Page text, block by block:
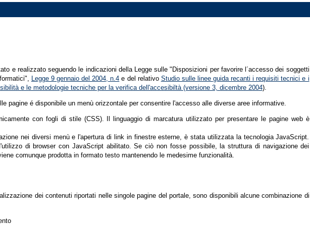
e realizzato seguendo le indicazioni della Legge sulle "Disposizioni per favorire l´accesso dei soggetti
Legge 9 gennaio del 2004, n.4 e del relativo Studio sulle linee guida recanti i requisiti tecnici e i
e le metodologie tecniche per la verifica dell'accesibiltà (versione 3, dicembre 2004).
pagine é disponibile un menù orizzontale per consentire l'accesso alle diverse aree informative.
con fogli di stile (CSS). Il linguaggio di marcatura utilizzato per presentare le pagine web è
nei diversi menù e l'apertura di link in finestre esterne, è stata utilizzata la tecnologia JavaScript.
di browser con JavaScript abilitato. Se ciò non fosse possibile, la struttura di navigazione dei
comunque prodotta in formato testo mantenendo le medesime funzionalità.
dei contenuti riportati nelle singole pagine del portale, sono disponibili alcune combinazione di